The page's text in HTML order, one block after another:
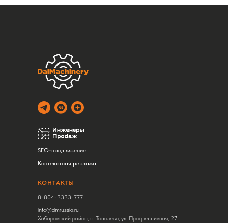
SEO-продвижение
Контекстная реклама
8-804-3333-777
info@dmrussia.ru
Хабаровский район, с. Тополево, ул. Прогрессивная, 27
КОНТАКТЫ